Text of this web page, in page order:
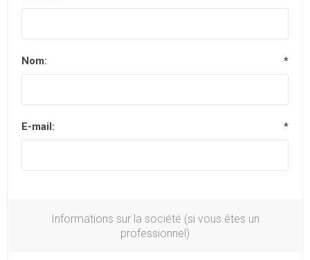
Nom: *
E-mail: *
Informations sur la société (si vous êtes un
professionnel)